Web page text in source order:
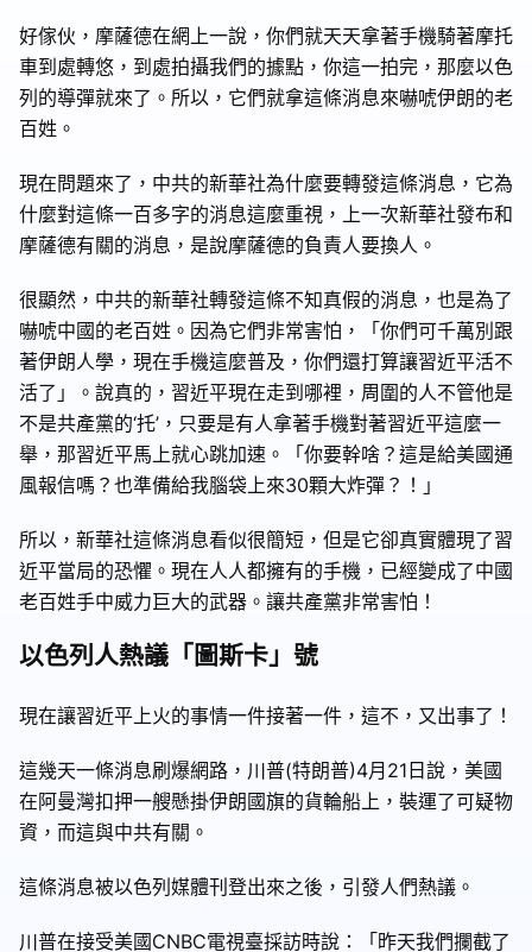
好傢伙，摩薩德在網上一說，你們就天天拿著手機騎著摩托
車到處轉悠，到處拍攝我們的據點，你這一拍完，那麼以色
列的導彈就來了。所以，它們就拿這條消息來嚇唬伊朗的老
百姓。
現在問題來了，中共的新華社為什麼要轉發這條消息，它為
什麼對這條一百多字的消息這麼重視，上一次新華社發布和
摩薩德有關的消息，是說摩薩德的負責人要換人。
很顯然，中共的新華社轉發這條不知真假的消息，也是為了
嚇唬中國的老百姓。因為它們非常害怕，「你們可千萬別跟
著伊朗人學，現在手機這麼普及，你們還打算讓習近平活不
活了」。說真的，習近平現在走到哪裡，周圍的人不管他是
不是共產黨的‘托’，只要是有人拿著手機對著習近平這麼一
舉，那習近平馬上就心跳加速。「你要幹啥？這是給美國通
風報信嗎？也準備給我腦袋上來30顆大炸彈？！」
所以，新華社這條消息看似很簡短，但是它卻真實體現了習
近平當局的恐懼。現在人人都擁有的手機，已經變成了中國
老百姓手中威力巨大的武器。讓共產黨非常害怕！
以色列人熱議「圖斯卡」號
現在讓習近平上火的事情一件接著一件，這不，又出事了！
這幾天一條消息刷爆網路，川普(特朗普)4月21日說，美國
在阿曼灣扣押一艘懸掛伊朗國旗的貨輪船上，裝運了可疑物
資，而這與中共有關。
這條消息被以色列媒體刊登出來之後，引發人們熱議。
川普在接受美國CNBC電視臺採訪時說：「昨天我們攔截了